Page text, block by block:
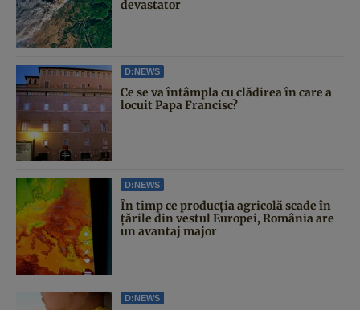
devastator
D:NEWS
Ce se va întâmpla cu clădirea în care a
locuit Papa Francisc?
D:NEWS
În timp ce producția agricolă scade în
țările din vestul Europei, România are
un avantaj major
D:NEWS